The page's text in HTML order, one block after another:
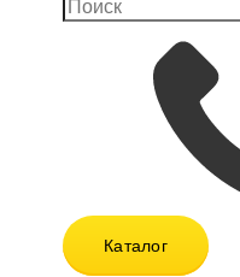
Каталог